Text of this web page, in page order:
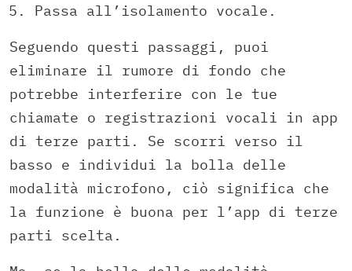
Passa all’isolamento vocale.
Seguendo questi passaggi, puoi
eliminare il rumore di fondo che
potrebbe interferire con le tue
chiamate o registrazioni vocali in app
di terze parti. Se scorri verso il
basso e individui la bolla delle
modalità microfono, ciò significa che
la funzione è buona per l’app di terze
parti scelta.